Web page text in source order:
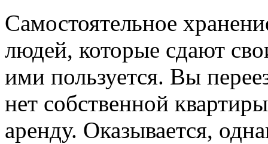
Самостоятельное
людей, которые сдают
ими пользуется. Вы
нет собственной
аренду. Оказывается,